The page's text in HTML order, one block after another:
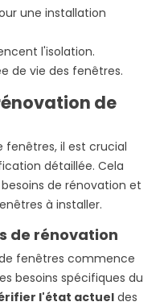
une installation
l'isolation.
de vie des fenêtres.
de
fenêtres, il est crucial
détaillée. Cela
de rénovation et
à installer.
de rénovation
fenêtres commence
besoins spécifiques du
l'état actueldes